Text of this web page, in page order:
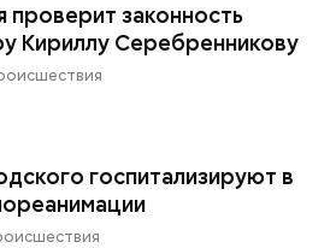
проверит законность
Кириллу Серебренникову
госпитализируют в